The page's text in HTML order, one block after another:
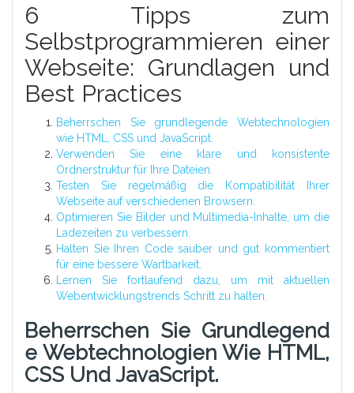
6 Tipps zum
Selbstprogrammieren einer
Webseite: Grundlagen und
Best Practices
Beherrschen Sie grundlegende Webtechnologien
wie HTML, CSS und JavaScript.
Verwenden Sie eine klare und konsistente
Ordnerstruktur für Ihre Dateien.
Testen Sie regelmäßig die Kompatibilität Ihrer
Webseite auf verschiedenen Browsern.
Optimieren Sie Bilder und Multimedia-Inhalte, um die
Ladezeiten zu verbessern.
Halten Sie Ihren Code sauber und gut kommentiert
für eine bessere Wartbarkeit.
Lernen Sie fortlaufend dazu, um mit aktuellen
Webentwicklungstrends Schritt zu halten.
Beherrschen Sie Grundlegend
E Webtechnologien Wie HTML,
CSS Und JavaScript.